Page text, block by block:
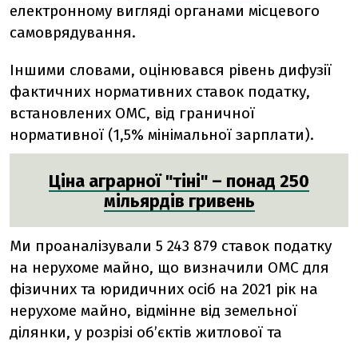
електронному вигляді органами місцевого
самоврядування.
Іншими словами, оцінювався рівень дифузії
фактичних нормативних ставок податку,
встановлених ОМС, від граничної
нормативної (1,5% мінімальної зарплати).
Ціна аграрної "тіні" – понад 250
мільярдів гривень
Ми проаналізували 5 243 879 ставок податку
на нерухоме майно, що визначили ОМС для
фізичних та юридичних осіб на 2021 рік на
нерухоме майно, відмінне від земельної
ділянки, у розрізі об’єктів житлової та